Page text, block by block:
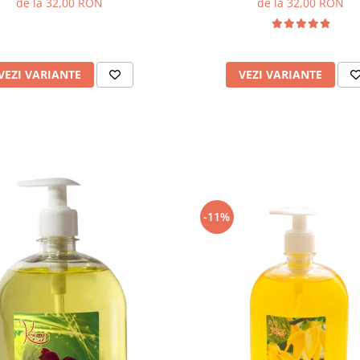
VARIANTE VEZI VARIANTE
-11%